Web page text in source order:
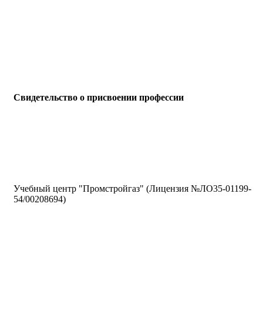
Свидетельство о присвоении профессии
Учебный центр "Промстройгаз" (Лицензия №ЛО35-01199-
54/00208694)